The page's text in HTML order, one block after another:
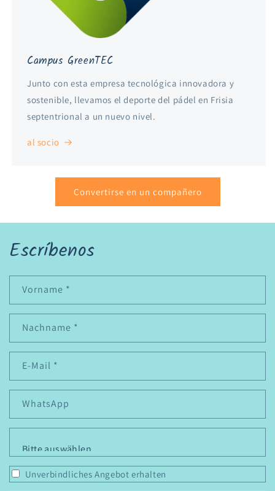
Campus GreenTEC
Junto con esta empresa tecnológica innovadora y
sostenible, llevamos el deporte del pádel en Frisia
septentrional a un nuevo nivel.
al socio
Convertirse en un compañero
Escríbenos
Vorname *
Nachname *
E-Mail *
WhatsApp
*
Unverbindliches Angebot erhalten